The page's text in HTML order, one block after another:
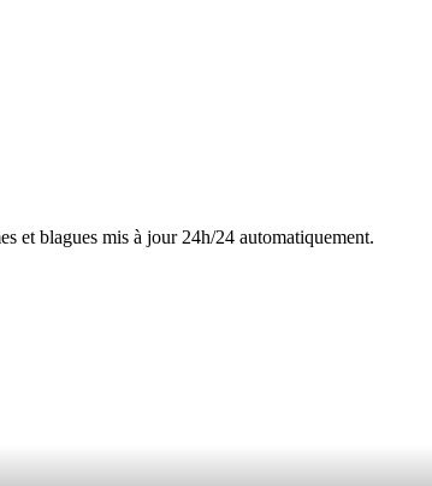
et blagues mis à jour 24h/24 automatiquement.